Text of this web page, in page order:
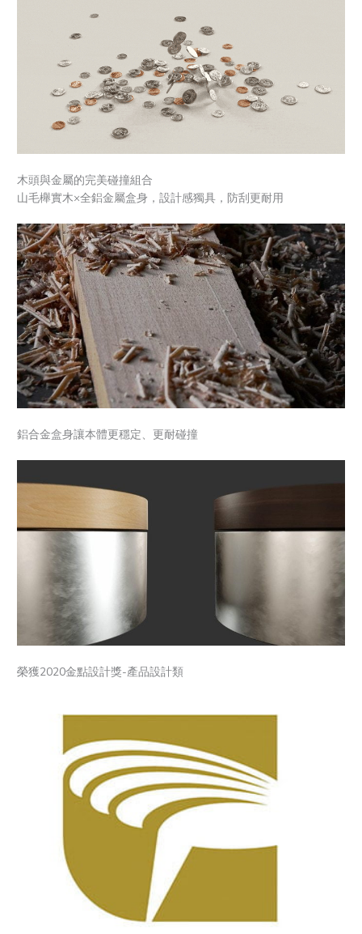
木頭與金屬的完美碰撞組合
山毛櫸實木×全鋁金屬盒身，設計感獨具，防刮更耐用
鋁合金盒身讓本體更穩定、更耐碰撞
榮獲2020金點設計獎-產品設計類